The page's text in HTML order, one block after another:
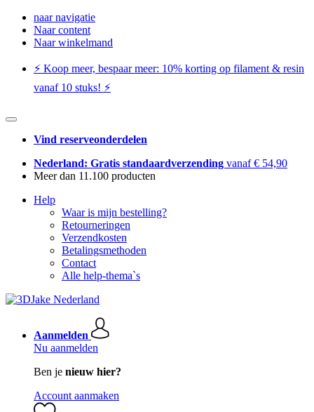
naar navigatie
Naar content
Naar winkelmand
⚡️ Koop meer, bespaar meer: ​​10% korting op filament & resin
vanaf 10 stuks! ⚡️
Vind reserveonderdelen
Nederland: Gratis standaardverzending vanaf € 54,90
Meer dan 11.100 producten
Help
Waar is mijn bestelling?
Retourneringen
Verzendkosten
Betalingsmethoden
Contact
Alle help-thema`s
Aanmelden
Nu aanmelden
Ben je nieuw hier?
Account aanmaken